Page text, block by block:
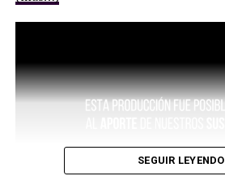
SEGUIR LEYENDO